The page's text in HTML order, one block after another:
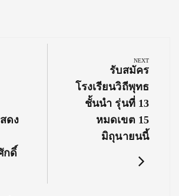
ดง
ดิ์
NEXT
Next
Post:
รับสมัคร
โรงเรียนวิถีพุทธ
ชั้นนำ รุ่นที่ 13
หมดเขต 15
มิถุนายนนี้